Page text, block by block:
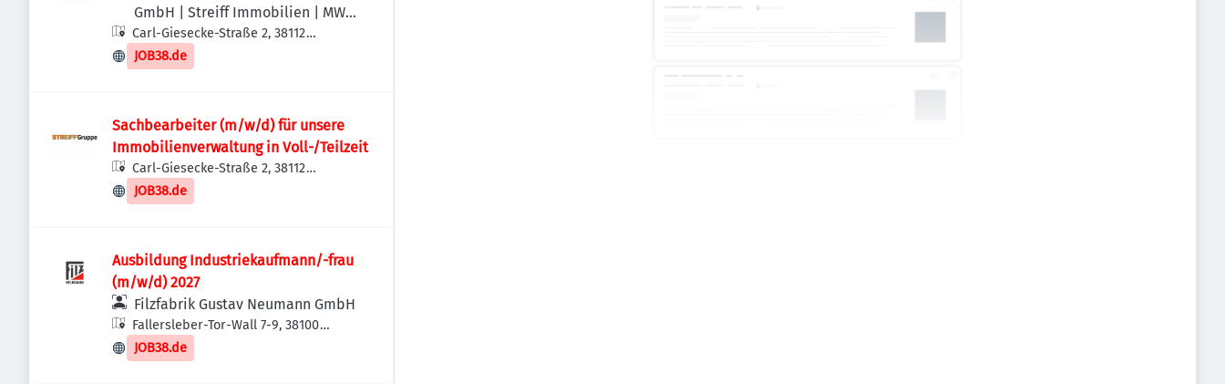
GmbH | Streiff Immobilien | MWS -
Mechanische Werkstatt Streiff
GmbH & Co. KG)
Carl-Giesecke-Straße 2, 38112
Braunschweig, Deutschland
JOB38.de
Sachbearbeiter (m/w/d) für unsere
Immobilienverwaltung in Voll-/Teilzeit
Carl-Giesecke-Straße 2, 38112
Braunschweig, Deutschland
JOB38.de
Ausbildung Industriekaufmann/-frau
(m/w/d) 2027
Filzfabrik Gustav Neumann GmbH
Fallersleber-Tor-Wall 7-9, 38100
Braunschweig, Deutschland
JOB38.de